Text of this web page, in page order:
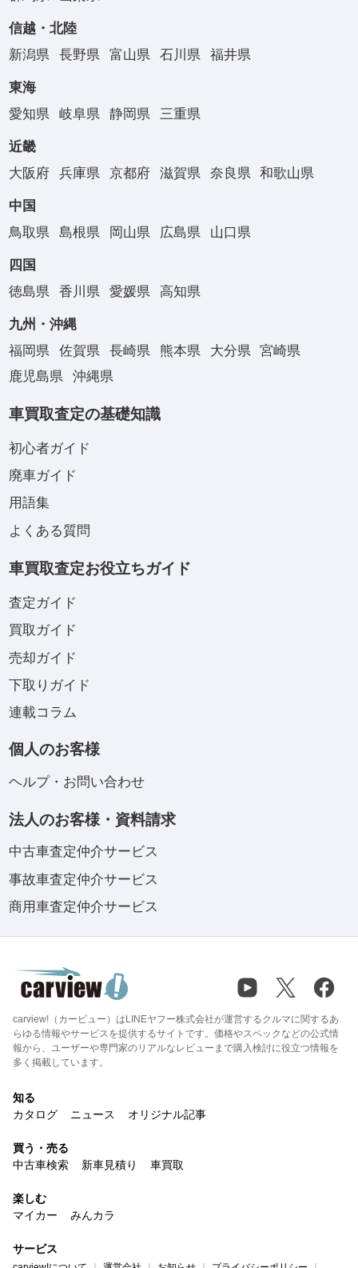
信越・北陸
新潟県
長野県 富山県 石川県 福井県
東海
愛知県
岐阜県 静岡県 三重県
近畿
大阪府
兵庫県 京都府 滋賀県 奈良県 和歌山県
中国
鳥取県
島根県 岡山県 広島県 山口県
四国
徳島県
香川県 愛媛県 高知県
九州・沖縄
福岡県
佐賀県 長崎県 熊本県 大分県
宮崎県
鹿児島県
沖縄県
車買取査定の基礎知識
初心者ガイド
廃車ガイド
用語集
よくある質問
車買取査定お役立ちガイド
査定ガイド
買取ガイド
売却ガイド
下取りガイド
連載コラム
個人のお客様
ヘルプ・お問い合わせ
法人のお客様・資料請求
中古車査定仲介サービス
事故車査定仲介サービス
商用車査定仲介サービス
carview!（カービュー）はLINEヤフー株式会社が運営するクルマに関するあ
らゆる情報やサービスを提供するサイトです。価格やスペックなどの公式情
報から、ユーザーや専門家のリアルなレビューまで購入検討に役立つ情報を
多く掲載しています。
知る
カタログ
ニュース オリジナル記事
買う・売る
中古車検索
新車見積り 車買取
楽しむ
マイカー
みんカラ
サービス